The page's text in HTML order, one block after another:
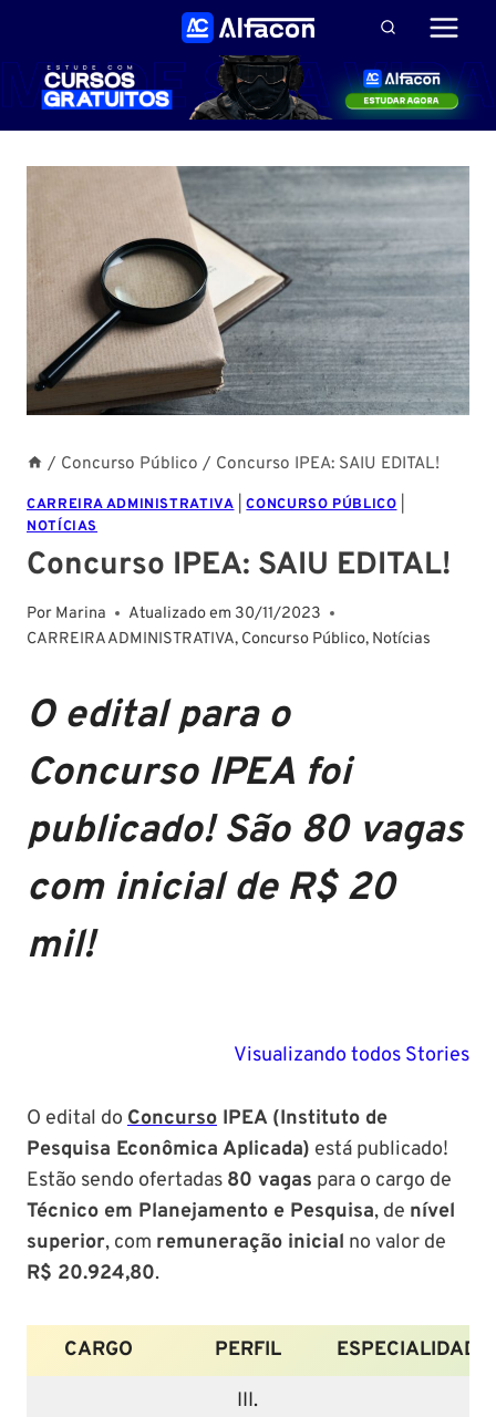
Conteúdo
/ Concurso Público / Concurso IPEA: SAIU EDITAL!
CARREIRA ADMINISTRATIVA|CONCURSO PÚBLICO|
NOTÍCIAS
Concurso IPEA: SAIU EDITAL!
Por Marina Atualizado em 30/11/2023
CARREIRA ADMINISTRATIVA, Concurso Público, Notícias
O edital para o
Concurso IPEA foi
publicado! São 80 vagas
com inicial de R$ 20
mil!
Visualizando todos Stories
2024
Polícia Federal:
sobre!
MG:
O edital do Concurso IPEA (Instituto de
Pesquisa Econômica Aplicada) está publicado!
Estão sendo ofertadas 80 vagas para o cargo de
Técnico em Planejamento e Pesquisa, de nível
superior, com remuneração inicial no valor de
R$ 20.924,80.
CARGO PERFIL ESPECIALIDADE
III.